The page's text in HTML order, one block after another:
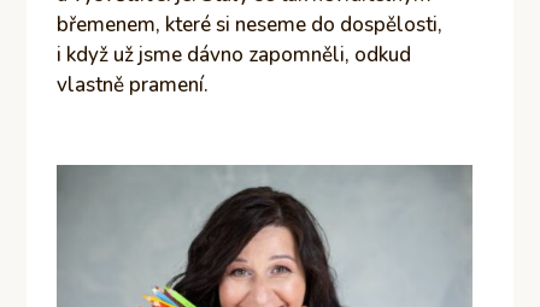
břemenem, které si neseme do dospělosti,
i když už jsme dávno zapomněli, odkud
vlastně pramení.